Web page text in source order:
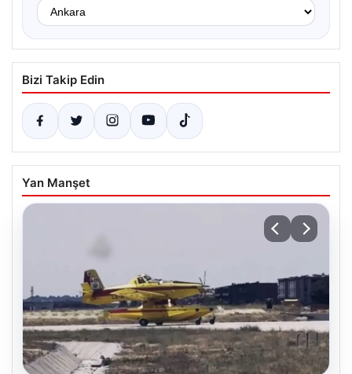
Bizi Takip Edin
Yan Manşet